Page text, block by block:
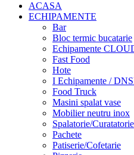
ACASA
ECHIPAMENTE
Bar
Bloc termic bucatarie
Echipamente
Fast Food
Hote
I Echipamente /
Food Truck
Masini spalat vase
Mobilier neutru inox
Spalatorie/Curatatorie
Pachete
Patiserie/Cofetarie